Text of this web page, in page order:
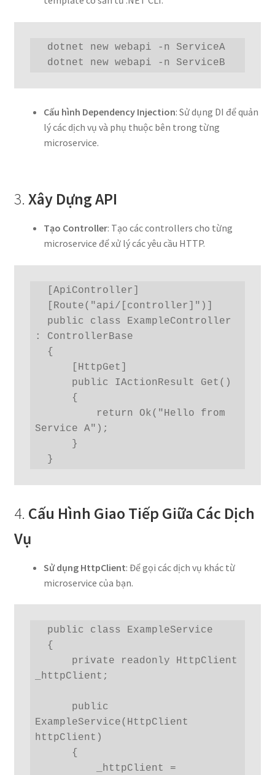
  dotnet new webapi -n ServiceB
Cấu hình Dependency Injection: Sử dụng DI để quản
lý các dịch vụ và phụ thuộc bên trong từng
microservice.
3. Xây Dựng API
Tạo Controller: Tạo các controllers cho từng
microservice để xử lý các yêu cầu HTTP.
: ControllerBase
Service A");
  }
4. Cấu Hình Giao Tiếp Giữa Các Dịch
Vụ
Sử dụng HttpClient: Để gọi các dịch vụ khác từ
microservice của bạn.
_httpClient;
ExampleService(HttpClient
httpClient)